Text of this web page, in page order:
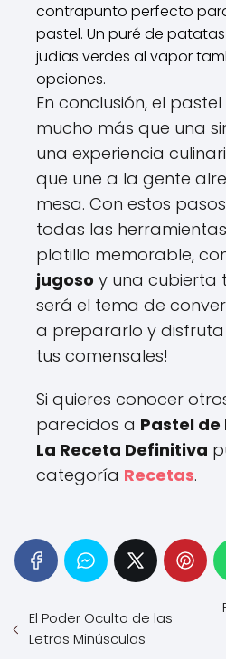
contrapunto perfecto
pastel. Un puré de
judías verdes al vapor
opciones.
En conclusión, el
mucho más que una
una experiencia
que une a la gente
mesa. Con estos
todas las
platillo memorable,
jugoso y una cubierta
será el tema de
a prepararlo y
tus comensales!
Si quieres conocer
parecidos a Pastel de
La Receta Definitiva
categoría Recetas.
El Poder Oculto de las
Letras Minúsculas